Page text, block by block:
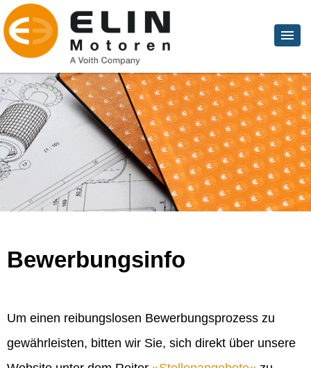
Bewerbungsinfo
Um einen reibungslosen Bewerbungsprozess zu
gewährleisten, bitten wir Sie, sich direkt über unsere